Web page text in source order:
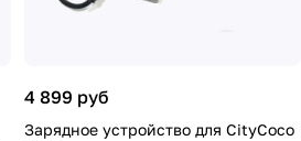
4 899 руб
Зарядное устройство для CityCoco